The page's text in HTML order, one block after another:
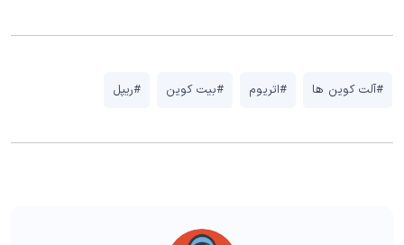
#آلت کوین ها #اتریوم #بیت کوین #ریپل